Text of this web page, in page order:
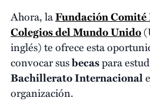
Ahora, laFundación Comité
Colegios del Mundo Unido
inglés) te ofrece esta
convocar susbecaspara
Bachillerato Internacional
organización.